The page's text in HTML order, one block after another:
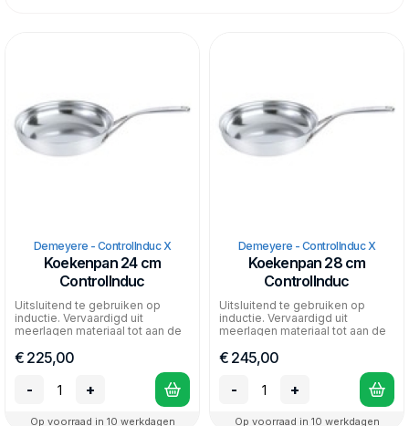
Demeyere - ControlInduc X
Koekenpan 24 cm
ControlInduc
Uitsluitend te gebruiken op
inductie. Vervaardigd uit
meerlagen materiaal tot aan de
€ 225,00
-
+
Op voorraad in 10 werkdagen
Demeyere - ControlInduc X
Koekenpan 28 cm
ControlInduc
Uitsluitend te gebruiken op
inductie. Vervaardigd uit
meerlagen materiaal tot aan de
€ 245,00
-
+
Op voorraad in 10 werkdagen